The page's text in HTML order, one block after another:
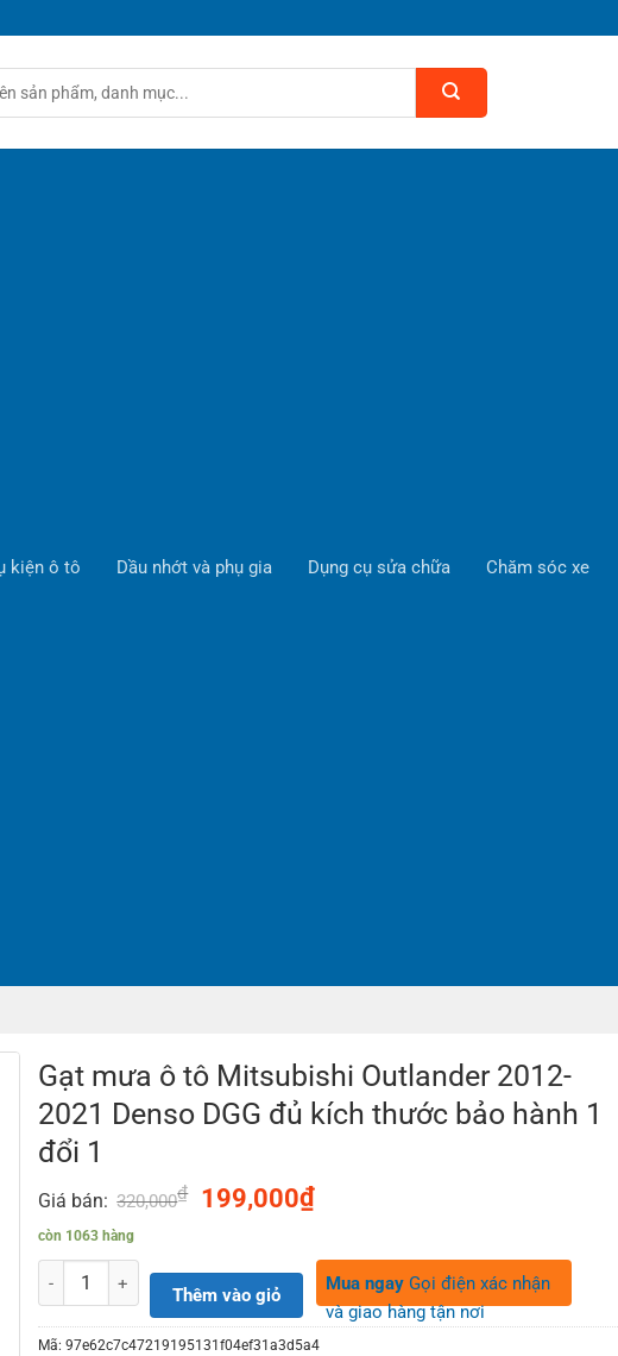
kiện ô tô Dầu nhớt và phụ gia Dụng cụ sửa chữa Chăm sóc xe
Gạt mưa ô tô Mitsubishi Outlander 2012-
2021 Denso DGG đủ kích thước bảo hành 1
đổi 1
Giá bán: 320,000₫
Original
320,000₫.
199,000₫Current
199,000₫.
còn 1063 hàng
Số lượng
Thêm vào giỏ
Mua ngay Gọi điện xác nhận
và giao hàng tận nơi
Mã:97e62c7c47219195131f04ef31a3d5a4